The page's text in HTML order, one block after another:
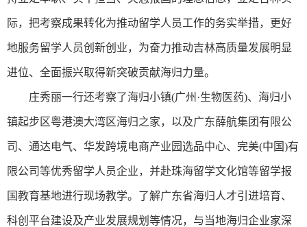
际，把考察成果转化为推动留学人员工作的务实举措，更好
地服务留学人员创新创业，为奋力推动吉林高质量发展明显
进位、全面振兴取得新突破贡献海归力量。
庄秀丽一行还考察了海归小镇(广州·生物医药)、海归小
镇起步区粤港澳大湾区海归之家，以及广东薛航集团有限公
司、通达电气、华发跨境电商产业园选品中心、完美(中国)有
限公司等优秀留学人员企业，并赴珠海留学文化馆等留学报
国教育基地进行现场教学。了解广东省海归人才引进培育、
科创平台建设及产业发展规划等情况，与当地海归企业家深